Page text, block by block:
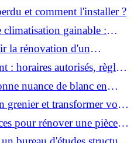
et comment l'installer ?
gainable :
la rénovation d'un
: horaires autorisés, règles
nuance de blanc en
?
grenier et transformer vos
?
pour rénover une pièce